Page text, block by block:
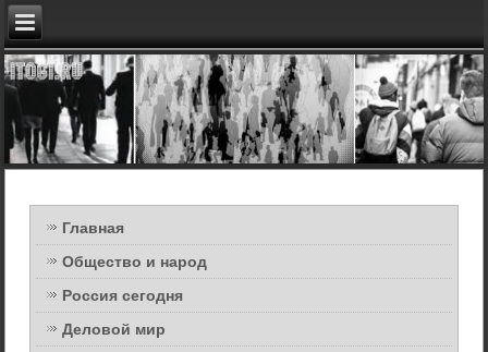
Главная
Общество и народ
Россия сегодня
Деловой мир